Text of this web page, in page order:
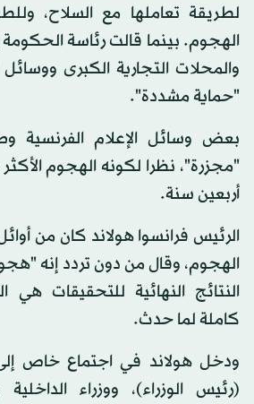
لطريقة تعاملها مع السلاح،
الهجوم. بينما قالت رئاسة
والمحلات التجارية الكبرى
"حماية مشددة".
بعض وسائل الإعلام الفرنسية
"مجزرة"، نظرا لكونه الهجوم
أربعين سنة.
الرئيس فرانسوا هولاند كان من
الهجوم، وقال من دون تردد إنه
النتائج النهائية للتحقيقات
كاملة لما حدث.
ودخل هولاند في اجتماع خاص إلى
(رئيس الوزراء)، ووزراء الداخلية